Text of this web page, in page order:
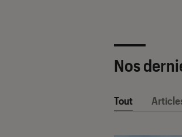
Nos
Tout